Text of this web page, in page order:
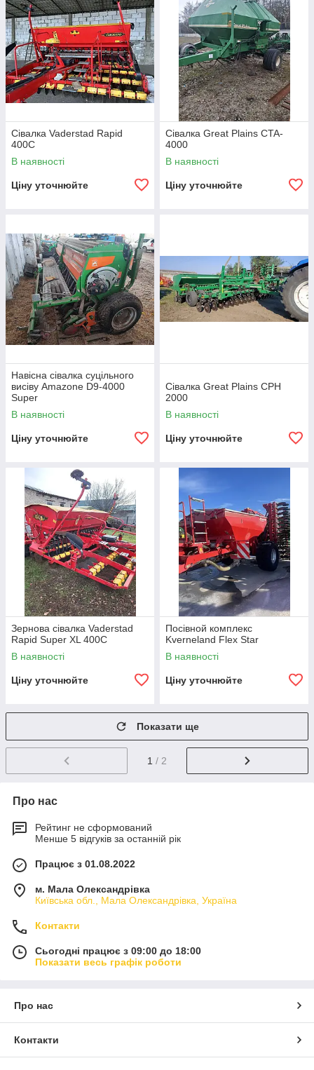
Сівалка Vaderstad Rapid
400С
В наявності
Ціну уточнюйте
Сівалка Great Plains CTA-
4000
В наявності
Ціну уточнюйте
Навісна сівалка суцільного
висіву Amazone D9-4000
Super
В наявності
Ціну уточнюйте
Сівалка Great Plains CPH
2000
В наявності
Ціну уточнюйте
Зернова сівалка Vaderstad
Rapid Super XL 400C
В наявності
Ціну уточнюйте
Посівной комплекс
Kverneland Flex Star
В наявності
Ціну уточнюйте
Показати ще
1 / 2
Про нас
Рейтинг не сформований
Менше 5 відгуків за останній рік
Працює з 01.08.2022
м. Мала Олександрівка
Київська обл., Мала Олександрівка, Україна
Контакти
Сьогодні працює з 09:00 до 18:00
Показати весь графік роботи
Про нас
Контакти